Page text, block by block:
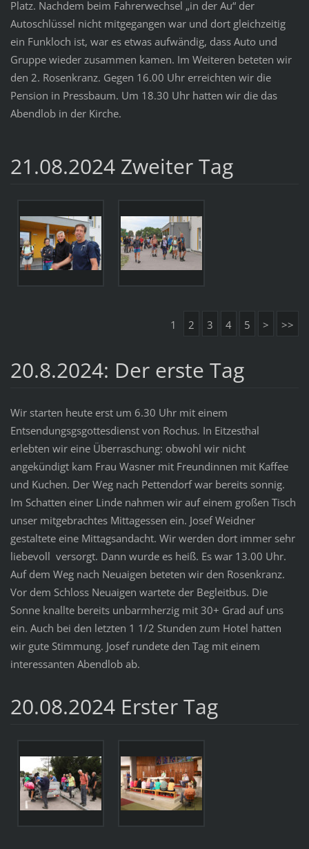
Platz. Nachdem beim Fahrerwechsel „in der Au“ der
Autoschlüssel nicht mitgegangen war und dort gleichzeitig
ein Funkloch ist, war es etwas aufwändig, dass Auto und
Gruppe wieder zusammen kamen. Im Weiteren beteten wir
den 2. Rosenkranz. Gegen 16.00 Uhr erreichten wir die
Pension in Pressbaum. Um 18.30 Uhr hatten wir die das
Abendlob in der Kirche.
21.08.2024 Zweiter Tag
1 2 3 4 5 > >>
20.8.2024: Der erste Tag
Wir starten heute erst um 6.30 Uhr mit einem
Entsendungsgsgottesdienst von Rochus. In Eitzesthal
erlebten wir eine Überraschung: obwohl wir nicht
angekündigt kam Frau Wasner mit Freundinnen mit Kaffee
und Kuchen. Der Weg nach Pettendorf war bereits sonnig.
Im Schatten einer Linde nahmen wir auf einem großen Tisch
unser mitgebrachtes Mittagessen ein. Josef Weidner
gestaltete eine Mittagsandacht. Wir werden dort immer sehr
liebevoll versorgt. Dann wurde es heiß. Es war 13.00 Uhr.
Auf dem Weg nach Neuaigen beteten wir den Rosenkranz.
Vor dem Schloss Neuaigen wartete der Begleitbus. Die
Sonne knallte bereits unbarmherzig mit 30+ Grad auf uns
ein. Auch bei den letzten 1 1/2 Stunden zum Hotel hatten
wir gute Stimmung. Josef rundete den Tag mit einem
interessanten Abendlob ab.
20.08.2024 Erster Tag